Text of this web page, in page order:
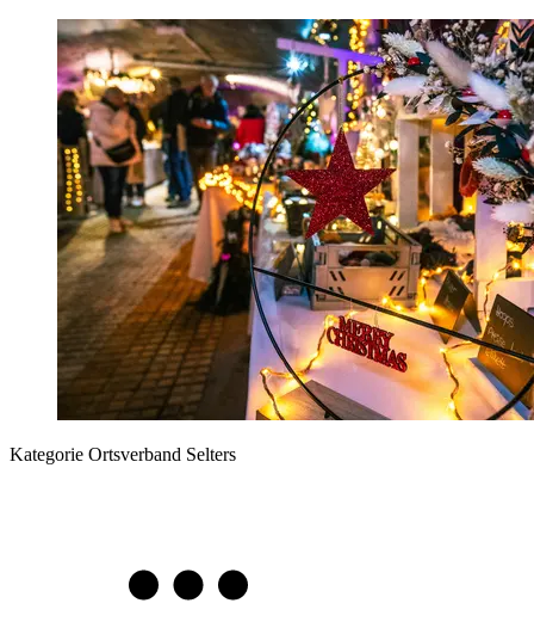
Kategorie Ortsverband Selters